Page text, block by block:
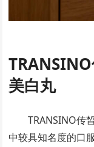
美白丸
TRANSINO传
中较具知名度的口